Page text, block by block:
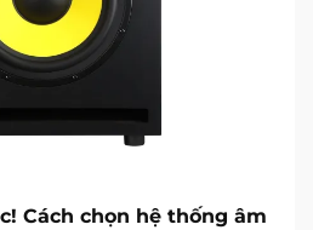
Cách chọn hệ thống âm